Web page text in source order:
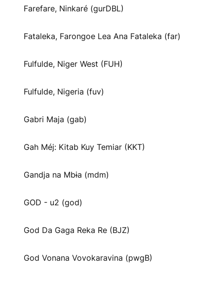
Farefare, Ninkaré (gurDBL)
Fataleka, Farongoe Lea Ana Fataleka (far)
Fulfulde, Niger West (FUH)
Fulfulde, Nigeria (fuv)
Gabri Maja (gab)
Gah Méj: Kitab Kuy Temiar (KKT)
Gandja na Mbɨa (mdm)
GOD - u2 (god)
God Da Gaga Reka Re (BJZ)
God Vonana Vovokaravina (pwgB)